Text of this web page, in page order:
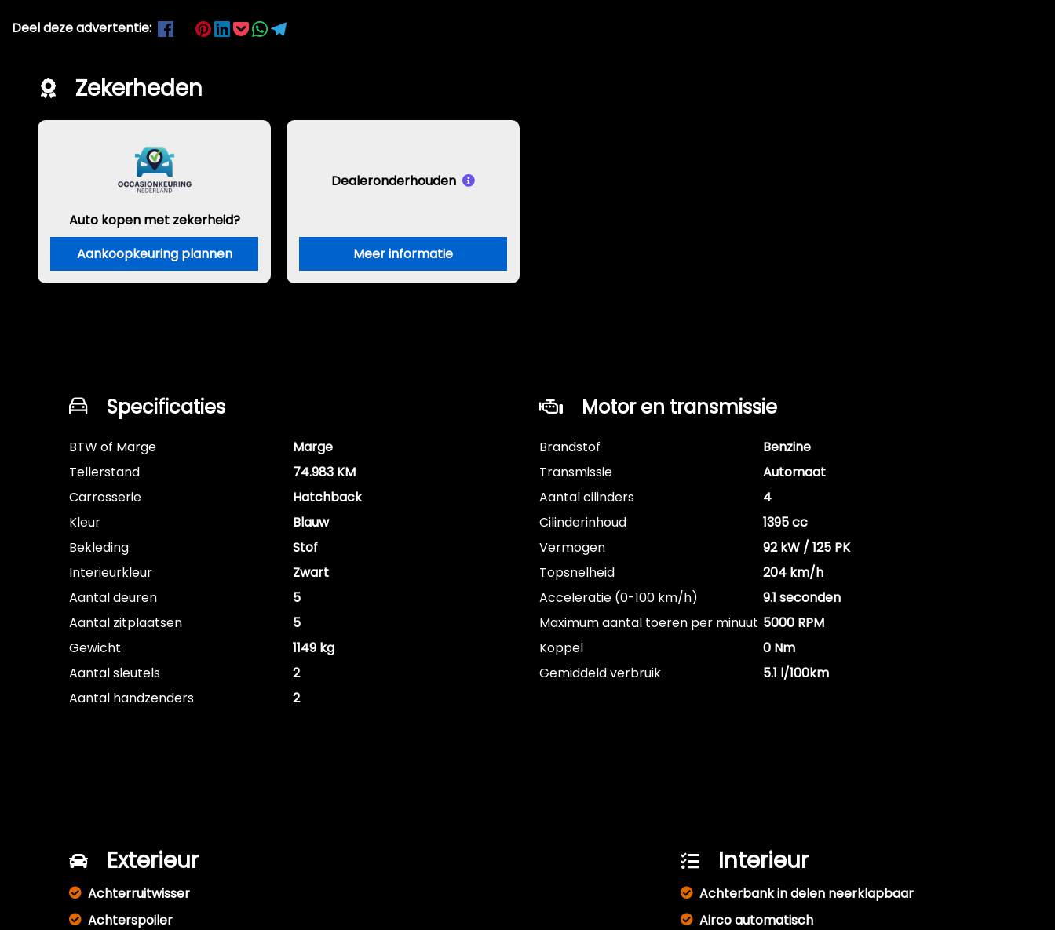
Deel deze advertentie:
Zekerheden
Auto kopen met zekerheid?
Aankoopkeuring plannen
Dealeronderhouden
Meer informatie
Specificaties
BTW of Marge
Marge
Tellerstand
74.983 KM
Carrosserie
Hatchback
Kleur
Blauw
Bekleding
Stof
Interieurkleur
Zwart
Aantal deuren
5
Aantal zitplaatsen
5
Gewicht
1149 kg
Aantal sleutels
2
Aantal handzenders
2
Motor en transmissie
Brandstof
Benzine
Transmissie
Automaat
Aantal cilinders
4
Cilinderinhoud
1395 cc
Vermogen
92 kW / 125 PK
Topsnelheid
204 km/h
Acceleratie (0-100 km/h)
9.1 seconden
Maximum aantal toeren per minuut 5000 RPM
Koppel
0 Nm
Gemiddeld verbruik
5.1 l/100km
Exterieur
Achterruitwisser
Achterspoiler
Interieur
Achterbank in delen neerklapbaar
Airco automatisch